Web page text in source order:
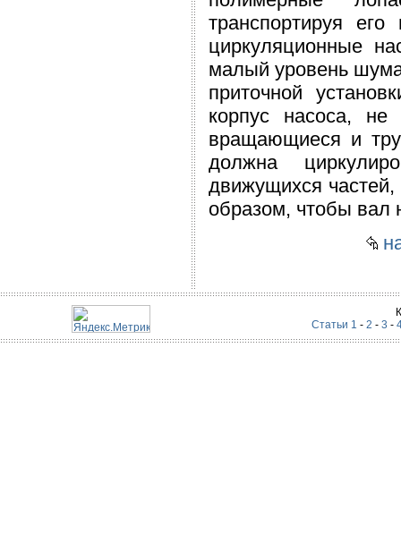
транспортируя
циркуляционные
малый уровень
приточной
корпус насоса, не
вращающиеся и
должна
движущихся
образом, чтобы вал
Статьи 1 - 2 - 3 -